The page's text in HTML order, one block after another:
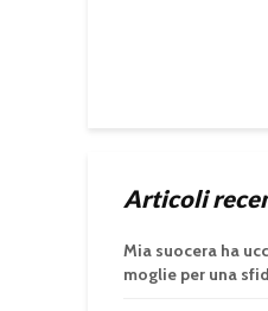
Articoli
Mia suocera ha
moglie per una